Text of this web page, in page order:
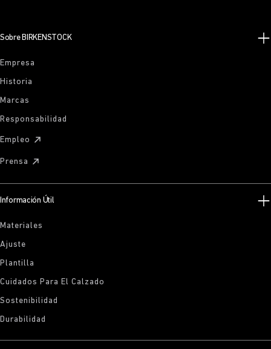
Sobre BIRKENSTOCK
Empresa
Historia
Marcas
Responsabilidad
Empleo
Prensa
Información Útil
Materiales
Ajuste
Plantilla
Cuidados Para El Calzado
Sostenibilidad
Durabilidad